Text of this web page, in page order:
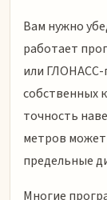
Вам нужно
работает
или ГЛОНАСС-
собственных
точность
метров
предельные
Многие